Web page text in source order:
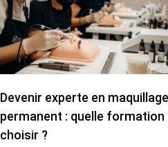
Devenir experte en maquillage
permanent : quelle formation
choisir ?